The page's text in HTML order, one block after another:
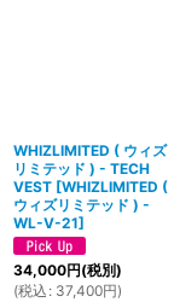
WHIZLIMITED ( ウィズ
リミテッド ) - TECH
VEST [WHIZLIMITED (
ウィズリミテッド ) -
WL-V-21]
34,000円(税別)
(税込 : 37,400円)